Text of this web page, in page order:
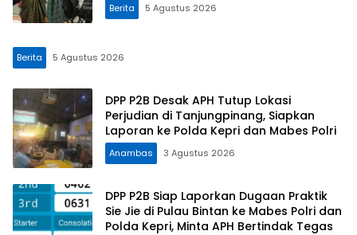
Berita 5 Agustus 2026
Berita 5 Agustus 2026
DPP P2B Desak APH Tutup Lokasi
Perjudian di Tanjungpinang, Siapkan
Laporan ke Polda Kepri dan Mabes Polri
Anambas 3 Agustus 2026
DPP P2B Siap Laporkan Dugaan Praktik
Sie Jie di Pulau Bintan ke Mabes Polri dan
Polda Kepri, Minta APH Bertindak Tegas